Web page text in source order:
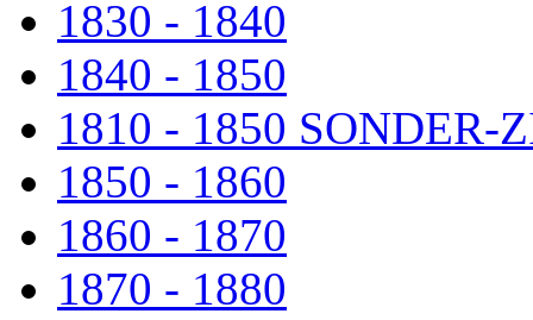
1830 - 1840
1840 - 1850
1810 - 1850 SONDER-
1850 - 1860
1860 - 1870
1870 - 1880